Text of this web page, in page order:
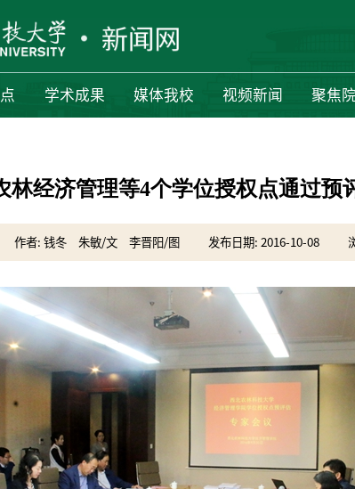
学术成果 媒体我校 视频新闻 聚焦
林经济管理等4个学位授权点通过预
作者: 钱冬 朱敏/文 李晋阳/图 发布日期: 2016-10-08